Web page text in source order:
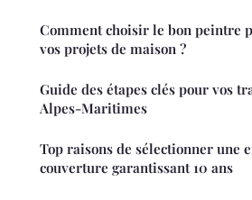
Comment choisir le bon peintre
vos projets de maison ?
Guide des étapes clés pour vos
Alpes-Maritimes
Top raisons de sélectionner une
couverture garantissant 10 ans